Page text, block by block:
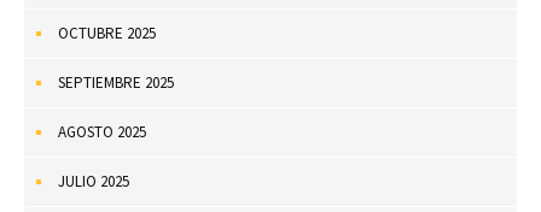
OCTUBRE 2025
SEPTIEMBRE 2025
AGOSTO 2025
JULIO 2025